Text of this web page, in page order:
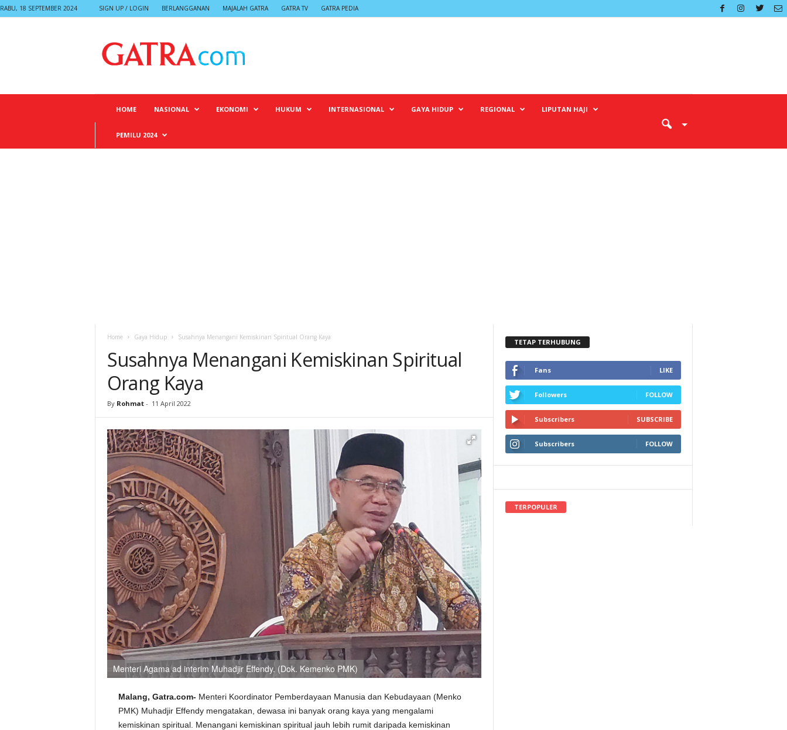
RABU, 18 SEPTEMBER 2024 SIGN UP / LOGIN BERLANGGANAN MAJALAH GATRA GATRA TV GATRA PEDIA
HOME NASIONAL EKONOMI HUKUM INTERNASIONAL GAYA HIDUP REGIONAL LIPUTAN HAJI
PEMILU 2024
Home Gaya Hidup Susahnya Menangani Kemiskinan Spiritual Orang Kaya
Susahnya Menangani Kemiskinan Spiritual
Orang Kaya
By Rohmat - 11 April 2022
Menteri Agama ad interim Muhadjir Effendy. (Dok. Kemenko PMK)
Malang, Gatra.com- Menteri Koordinator Pemberdayaan Manusia dan Kebudayaan (Menko
PMK) Muhadjir Effendy mengatakan, dewasa ini banyak orang kaya yang mengalami
kemiskinan spiritual. Menangani kemiskinan spiritual jauh lebih rumit daripada kemiskinan
TETAP TERHUBUNG
Fans LIKE
Followers FOLLOW
Subscribers SUBSCRIBE
Subscribers FOLLOW